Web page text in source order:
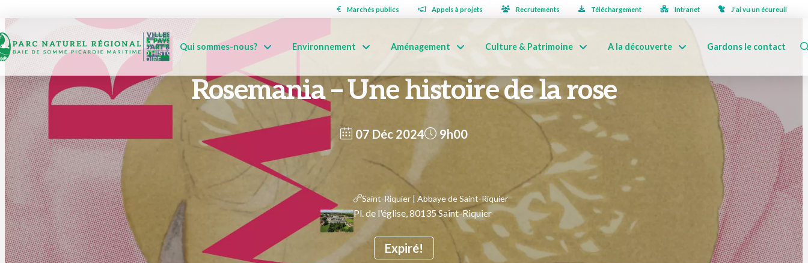
Marchés publics Appels à projets Recrutements Téléchargement Intranet J’ai vu un écureuil
Qui sommes-nous? Environnement Aménagement Culture & Patrimoine A la découverte Gardons le contact
Rosemania – Une histoire de la rose
07 Déc 2024
Expiré!
9h00
Saint-Riquier | Abbaye de Saint-Riquier
Pl. de l'église, 80135 Saint-Riquier